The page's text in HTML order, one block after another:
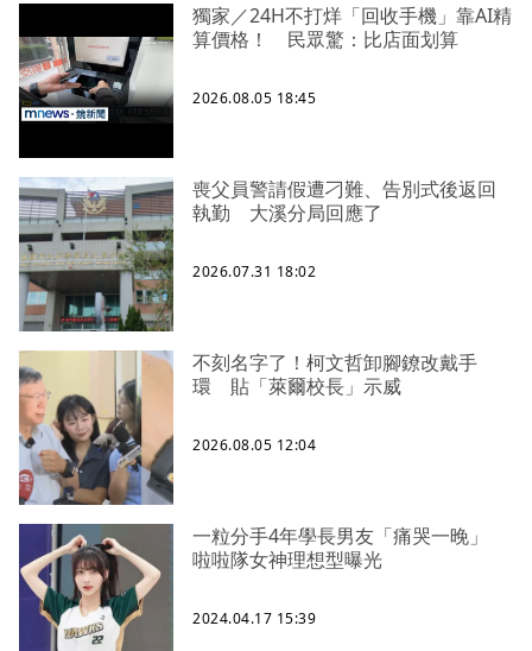
獨家／24H不打烊「回收手機」靠AI精
算價格！ 民眾驚：比店面划算
2026.08.05 18:45
喪父員警請假遭刁難、告別式後返回
執勤 大溪分局回應了
2026.07.31 18:02
不刻名字了！柯文哲卸腳鐐改戴手
環 貼「萊爾校長」示威
2026.08.05 12:04
一粒分手4年學長男友「痛哭一晚」
啦啦隊女神理想型曝光
2024.04.17 15:39